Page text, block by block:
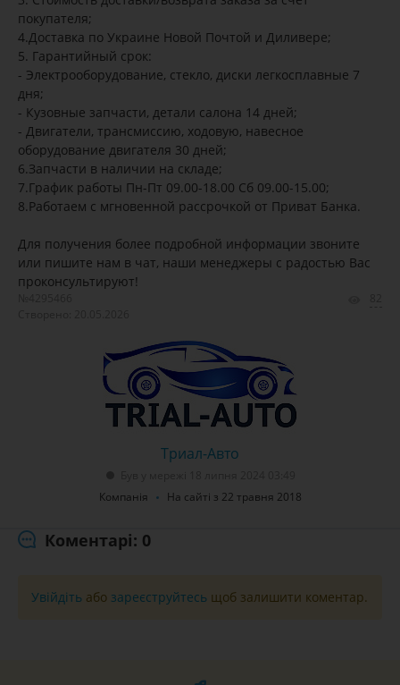
покупателя;
4.Доставка по Украине Новой Почтой и Диливере;
5. Гарантийный срок:
- Электрооборудование, стекло, диски легкосплавные 7
дня;
- Кузовные запчасти, детали салона 14 дней;
- Двигатели, трансмиссию, ходовую, навесное
оборудование двигателя 30 дней;
6.Запчасти в наличии на складе;
7.График работы Пн-Пт 09.00-18.00 Сб 09.00-15.00;
8.Работаем с мгновенной рассрочкой от Приват Банка.
Для получения более подробной информации звоните
или пишите нам в чат, наши менеджеры с радостью Вас
проконсультируют!
Триал-Авто
Компанія
На сайті з 22 травня 2018
Коментарі: 0
Увійдіть або зареєструйтесь щоб залишити коментар.